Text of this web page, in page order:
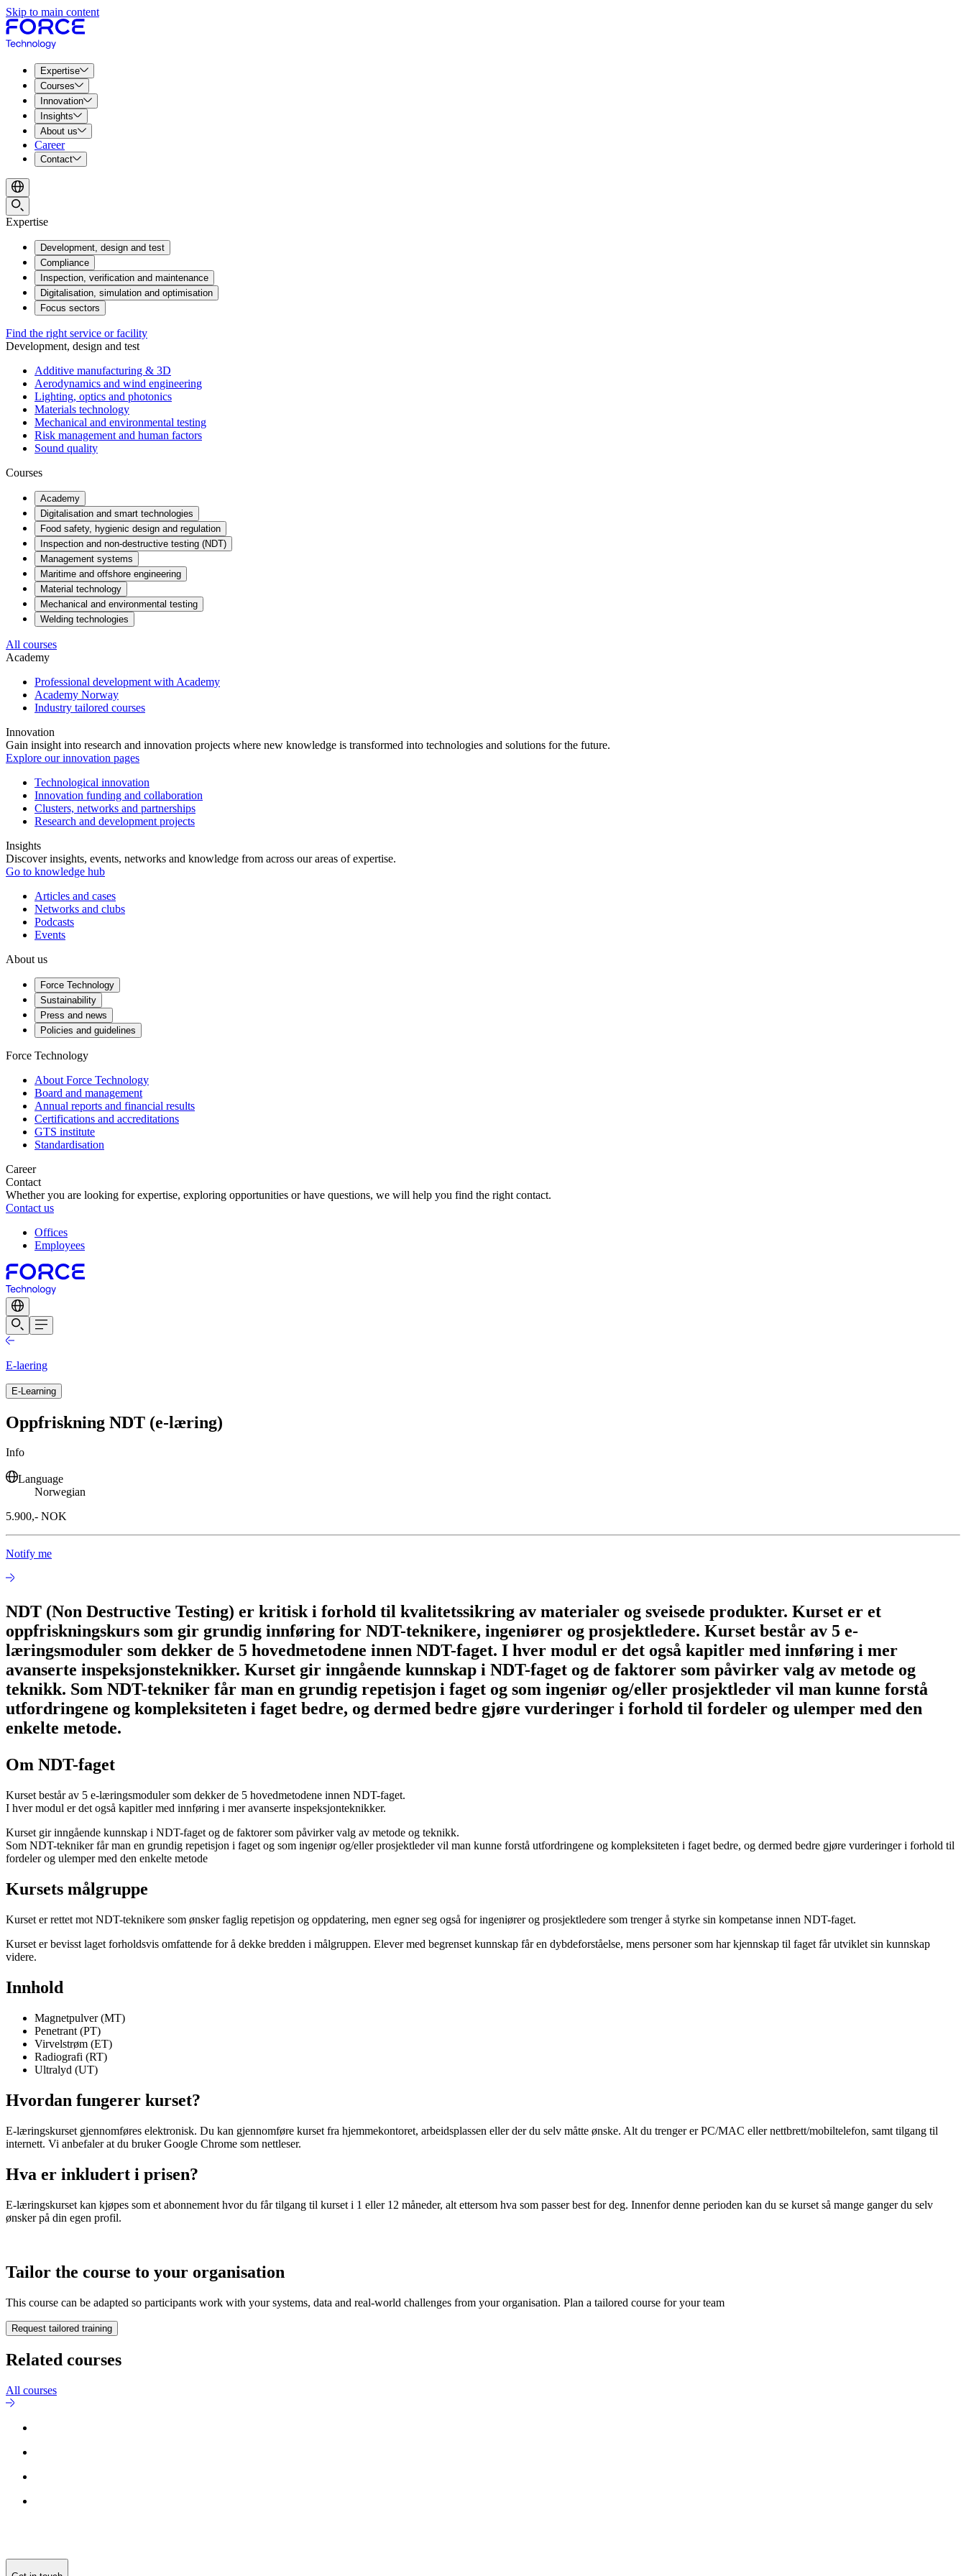
Skip to main content
Expertise
Courses
Innovation
Insights
About us
Career
Contact
Expertise
Development, design and test
Compliance
Inspection, verification and maintenance
Digitalisation, simulation and optimisation
Focus sectors
Find the right service or facility
Development, design and test
Additive manufacturing & 3D
Aerodynamics and wind engineering
Lighting, optics and photonics
Materials technology
Mechanical and environmental testing
Risk management and human factors
Sound quality
Courses
Academy
Digitalisation and smart technologies
Food safety, hygienic design and regulation
Inspection and non-destructive testing (NDT)
Management systems
Maritime and offshore engineering
Material technology
Mechanical and environmental testing
Welding technologies
All courses
Academy
Professional development with Academy
Academy Norway
Industry tailored courses
Innovation
Gain insight into research and innovation projects where new knowledge is transformed into technologies and solutions for the future.
Explore our innovation pages
Technological innovation
Innovation funding and collaboration
Clusters, networks and partnerships
Research and development projects
Insights
Discover insights, events, networks and knowledge from across our areas of expertise.
Go to knowledge hub
Articles and cases
Networks and clubs
Podcasts
Events
About us
Force Technology
Sustainability
Press and news
Policies and guidelines
Force Technology
About Force Technology
Board and management
Annual reports and financial results
Certifications and accreditations
GTS institute
Standardisation
Career
Contact
Whether you are looking for expertise, exploring opportunities or have questions, we will help you find the right contact.
Contact us
Offices
Employees
E-laering
E-Learning
Oppfriskning NDT (e-læring)
Info
Language
Norwegian
5.900,- NOK
Notify me
NDT (Non Destructive Testing) er kritisk i forhold til kvalitetssikring av materialer og sveisede produkter. Kurset er et
oppfriskningskurs som gir grundig innføring for NDT-teknikere, ingeniører og prosjektledere. Kurset består av 5 e-
læringsmoduler som dekker de 5 hovedmetodene innen NDT-faget. I hver modul er det også kapitler med innføring i mer
avanserte inspeksjonsteknikker. Kurset gir inngående kunnskap i NDT-faget og de faktorer som påvirker valg av metode og
teknikk. Som NDT-tekniker får man en grundig repetisjon i faget og som ingeniør og/eller prosjektleder vil man kunne forstå
utfordringene og kompleksiteten i faget bedre, og dermed bedre gjøre vurderinger i forhold til fordeler og ulemper med den
enkelte metode.
Om NDT-faget
Kurset består av 5 e-læringsmoduler som dekker de 5 hovedmetodene innen NDT-faget.
I hver modul er det også kapitler med innføring i mer avanserte inspeksjonteknikker.
Kurset gir inngående kunnskap i NDT-faget og de faktorer som påvirker valg av metode og teknikk.
Som NDT-tekniker får man en grundig repetisjon i faget og som ingeniør og/eller prosjektleder vil man kunne forstå utfordringene og kompleksiteten i faget bedre, og dermed bedre gjøre vurderinger i forhold til
fordeler og ulemper med den enkelte metode
Kursets målgruppe
Kurset er rettet mot NDT-teknikere som ønsker faglig repetisjon og oppdatering, men egner seg også for ingeniører og prosjektledere som trenger å styrke sin kompetanse innen NDT-faget.
Kurset er bevisst laget forholdsvis omfattende for å dekke bredden i målgruppen. Elever med begrenset kunnskap får en dybdeforståelse, mens personer som har kjennskap til faget får utviklet sin kunnskap
videre.
Innhold
Magnetpulver (MT)
Penetrant (PT)
Virvelstrøm (ET)
Radiografi (RT)
Ultralyd (UT)
Hvordan fungerer kurset?
E-læringskurset gjennomføres elektronisk. Du kan gjennomføre kurset fra hjemmekontoret, arbeidsplassen eller der du selv måtte ønske. Alt du trenger er PC/MAC eller nettbrett/mobiltelefon, samt tilgang til
internett. Vi anbefaler at du bruker Google Chrome som nettleser.
Hva er inkludert i prisen?
E-læringskurset kan kjøpes som et abonnement hvor du får tilgang til kurset i 1 eller 12 måneder, alt ettersom hva som passer best for deg. Innenfor denne perioden kan du se kurset så mange ganger du selv
ønsker på din egen profil.
Tailor the course to your organisation
This course can be adapted so participants work with your systems, data and real-world challenges from your organisation. Plan a tailored course for your team
Request tailored training
Related courses
All courses